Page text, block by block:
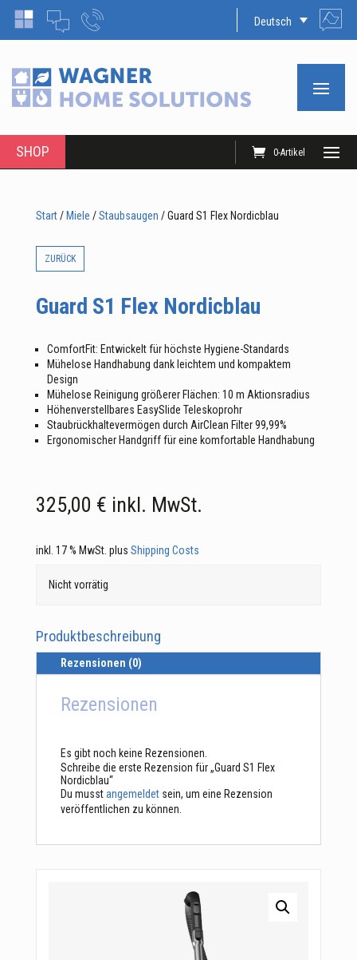
Deutsch
SHOP 0-Artikel
Start/ Miele /Staubsaugen / Guard S1 Flex Nordicblau
ZURÜCK
Guard S1 Flex Nordicblau
ComfortFit: Entwickelt für höchste Hygiene-Standards
Mühelose Handhabung dank leichtem und kompaktem
Design
Mühelose Reinigung größerer Flächen: 10 m Aktionsradius
Höhenverstellbares EasySlide Teleskoprohr
Staubrückhaltevermögen durch AirClean Filter 99,99%
Ergonomischer Handgriff für eine komfortable Handhabung
325,00 € inkl. MwSt.
inkl. 17 % MwSt. plus Shipping Costs
Nicht vorrätig
Produktbeschreibung
Rezensionen (0)
Rezensionen
Es gibt noch keine Rezensionen.
Schreibe die erste Rezension für „Guard S1 Flex
Nordicblau“
Du musstangemeldetsein, um eine Rezension
veröffentlichen zu können.